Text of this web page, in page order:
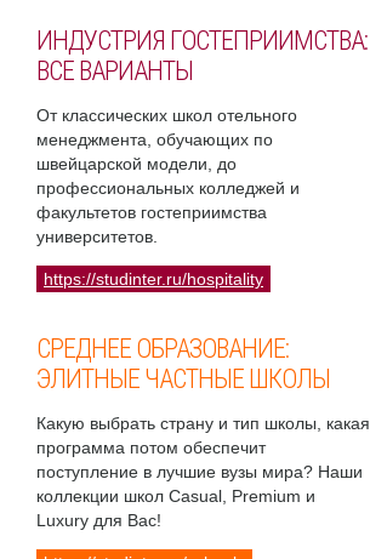
ИНДУСТРИЯ ГОСТЕПРИИМСТВА:
ВСЕ ВАРИАНТЫ
От классических школ отельного
менеджмента, обучающих по
швейцарской модели, до
профессиональных колледжей и
факультетов гостеприимства
университетов.
https://studinter.ru/hospitality
СРЕДНЕЕ ОБРАЗОВАНИЕ:
ЭЛИТНЫЕ ЧАСТНЫЕ ШКОЛЫ
Какую выбрать страну и тип школы, какая
программа потом обеспечит
поступление в лучшие вузы мира? Наши
коллекции школ Casual, Premium и
Luxury для Вас!